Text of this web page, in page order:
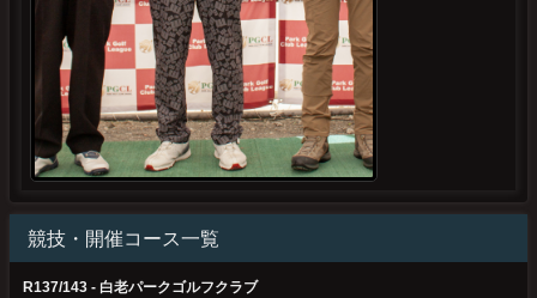
競技・開催コース一覧
R137/143 - 白老パークゴルフクラブ